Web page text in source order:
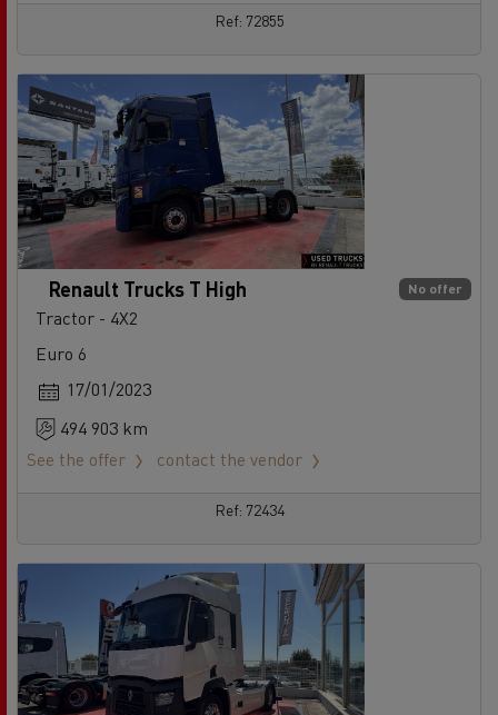
Ref: 72855
No offer
Renault Trucks T High
Tractor - 4X2
Euro 6
17/01/2023
494 903 km
See the offer
contact the vendor
Ref: 72434